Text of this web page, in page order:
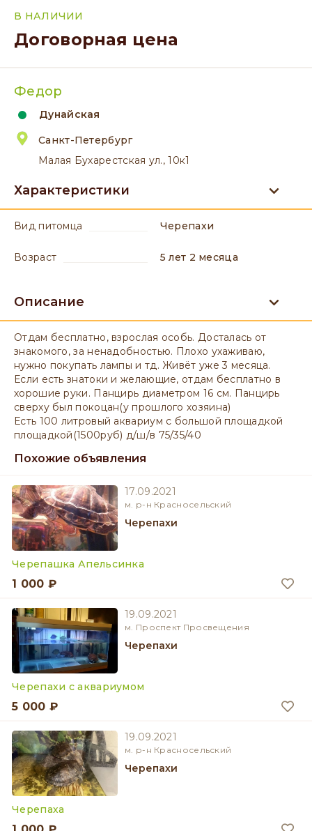
В НАЛИЧИИ
Договорная цена
Федор
Дунайская
Санкт-Петербург
Малая Бухарестская ул., 10к1
Характеристики
вид питомца Черепахи
возраст 5 лет 2 месяца
Описание
Отдам бесплатно, взрослая особь. Досталась от
знакомого, за ненадобностью. Плохо ухаживаю,
нужно покупать лампы и тд. Живёт уже 3 месяца.
Если есть знатоки и желающие, отдам бесплатно в
хорошие руки. Панцирь диаметром 16 см. Панцирь
сверху был покоцан(у прошлого хозяина)
Есть 100 литровый аквариум с большой площадкой
площадкой(1500руб) д/ш/в 75/35/40
Похожие объявления
17.09.2021
м. р-н Красносельский
Черепахи
Черепашка Апельсинка
1 000 ₽
19.09.2021
м. Проспект Просвещения
Черепахи
Черепахи с аквариумом
5 000 ₽
19.09.2021
м. р-н Красносельский
Черепахи
Черепаха